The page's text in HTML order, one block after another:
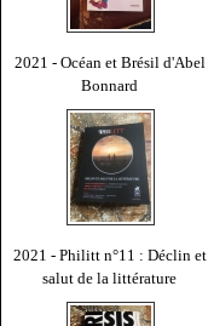
2021 - Océan et Brésil d'Abel
Bonnard
2021 - Philitt n°11 : Déclin et
salut de la littérature